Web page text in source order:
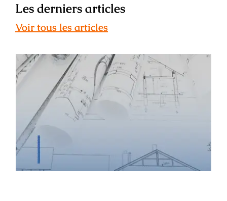
Les derniers articles
Voir tous les articles
ESAIL : témoignage de Léa Maunier –
ancienne étudiante, architecte